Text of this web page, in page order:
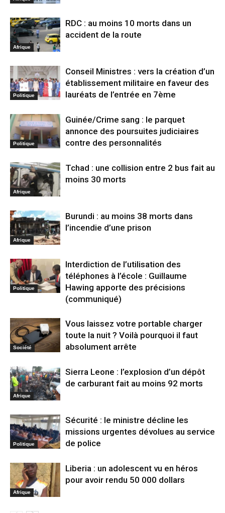
Afrique
RDC : au moins 10 morts dans un
accident de la route
Politique
Conseil Ministres : vers la création d’un
établissement militaire en faveur des
lauréats de l’entrée en 7ème
Politique
Guinée/Crime sang : le parquet
annonce des poursuites judiciaires
contre des personnalités
Afrique
Tchad : une collision entre 2 bus fait au
moins 30 morts
Afrique
Burundi : au moins 38 morts dans
l’incendie d’une prison
Politique
Interdiction de l’utilisation des
téléphones à l’école : Guillaume
Hawing apporte des précisions
(communiqué)
Société
Vous laissez votre portable charger
toute la nuit ? Voilà pourquoi il faut
absolument arrête
Afrique
Sierra Leone : l’explosion d’un dépôt
de carburant fait au moins 92 morts
Politique
Sécurité : le ministre décline les
missions urgentes dévolues au service
de police
Afrique
Liberia : un adolescent vu en héros
pour avoir rendu 50 000 dollars